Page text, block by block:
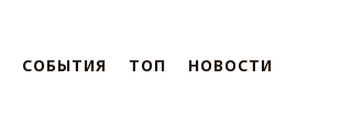
СОБЫТИЯ ТОП НОВОСТИ